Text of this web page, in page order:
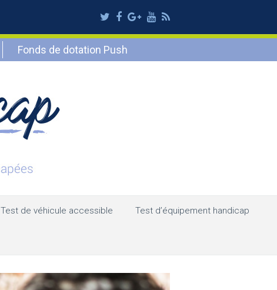
Twitter
Facebook
Google
Plus
Youtube
RSS
Fonds de dotation Push
Test de véhicule accessible Test d’équipement handicap